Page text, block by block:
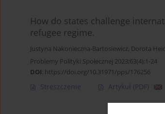
How do states challenge
refugee regime.
Justyna Nakonieczna-Bartosiewicz, Dorota
Problemy Polityki Społecznej 2023;63(4):1-24
DOI: https://doi.org/10.31971/pps/176256
Streszczenie Artykuł (PDF)